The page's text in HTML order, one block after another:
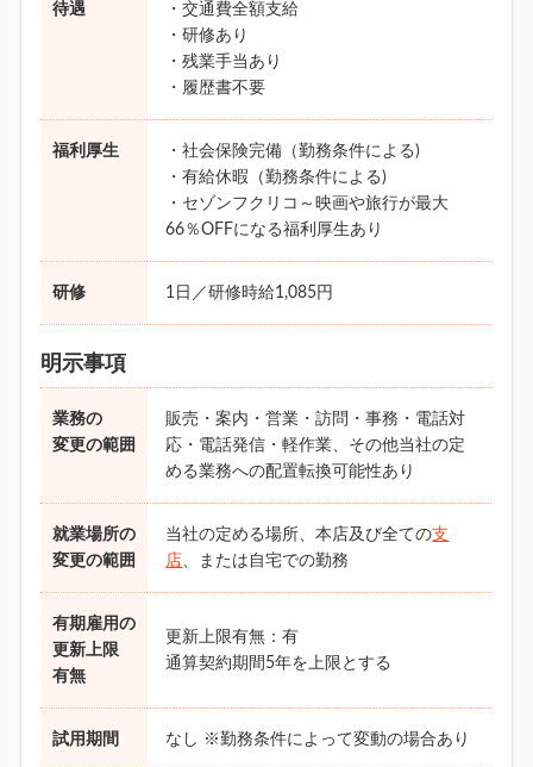
待遇
・交通費全額支給
・研修あり
・残業手当あり
・履歴書不要
福利厚生
・社会保険完備（勤務条件による)
・有給休暇（勤務条件による)
・セゾンフクリコ～映画や旅行が最大
66％OFFになる福利厚生あり
研修 1日／研修時給1,085円
明示事項
業務の
変更の範囲
販売・案内・営業・訪問・事務・電話対
応・電話発信・軽作業、その他当社の定
める業務への配置転換可能性あり
就業場所の
変更の範囲
当社の定める場所、本店及び全ての支
店、または自宅での勤務
有期雇用の
更新上限
有無
更新上限有無：有
通算契約期間5年を上限とする
試用期間 なし ※勤務条件によって変動の場合あり